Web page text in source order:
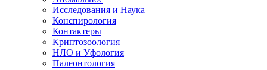
Исследования и Наука
Конспирология
Контактеры
Криптозоология
НЛО и Уфология
Палеонтология